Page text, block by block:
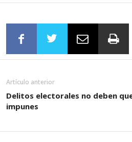
Artículo anterior
Delitos electorales no deben
impunes